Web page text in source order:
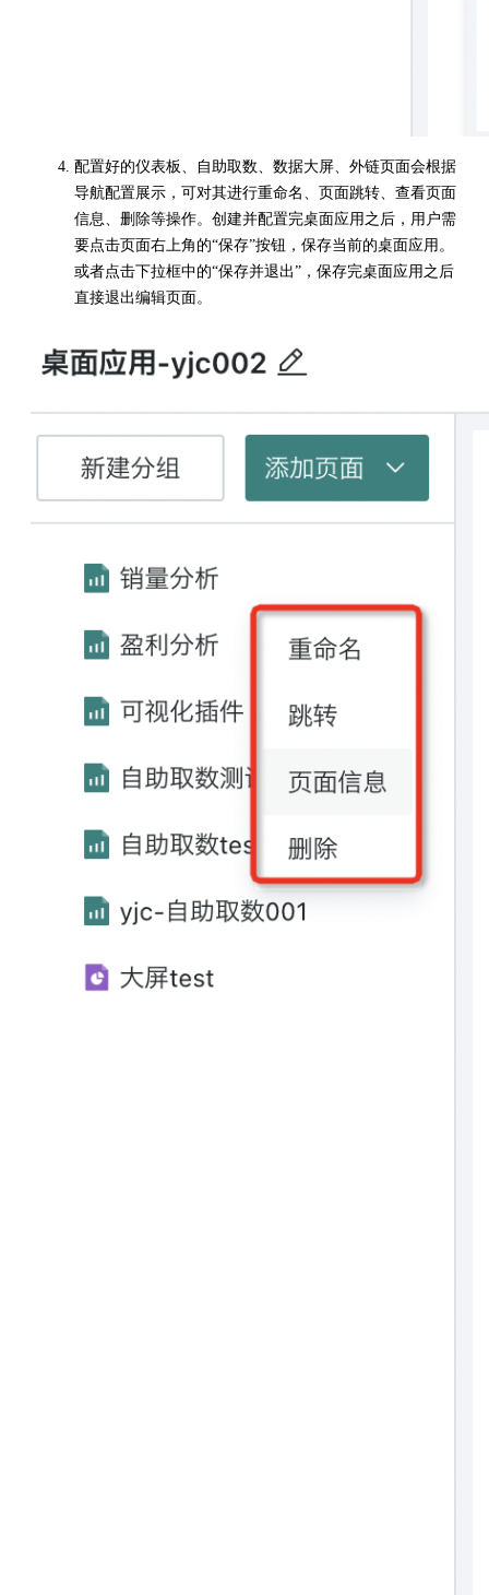
配置好的仪表板、自助取数、数据大屏、外链页面会根据
导航配置展示，可对其进行重命名、页面跳转、查看页面
信息、删除等操作。创建并配置完桌面应用之后，用户需
要点击页面右上角的“保存”按钮，保存当前的桌面应用。
或者点击下拉框中的“保存并退出”，保存完桌面应用之后
直接退出编辑页面。